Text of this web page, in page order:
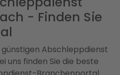
- Finden Sie
Abschleppdienst
uns finden Sie die beste